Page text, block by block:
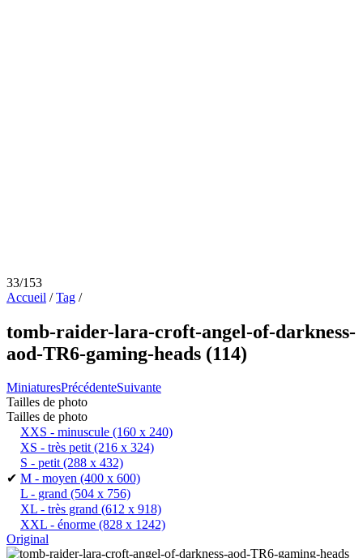
33/153
Accueil /Tag /
tomb-raider-lara-croft-angel-of-darkness-
aod-TR6-gaming-heads (114)
MiniaturesPrécédenteSuivante
Tailles de photo
Tailles de photo
XXS - minuscule (160 x 240)
XS - très petit(216 x 324)
S - petit(288 x 432)
✔ M - moyen (400 x 600)
L - grand (504 x 756)
XL - très grand (612 x 918)
XXL - énorme (828 x 1242)
Original